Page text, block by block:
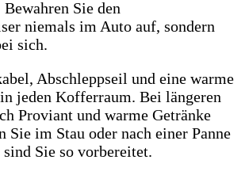
Sie den
niemals im Auto auf, sondern
sich.
Abschleppseil und eine warme
jeden Kofferraum. Bei längeren
Proviant und warme Getränke
im Stau oder nach einer Panne
sind Sie so vorbereitet.